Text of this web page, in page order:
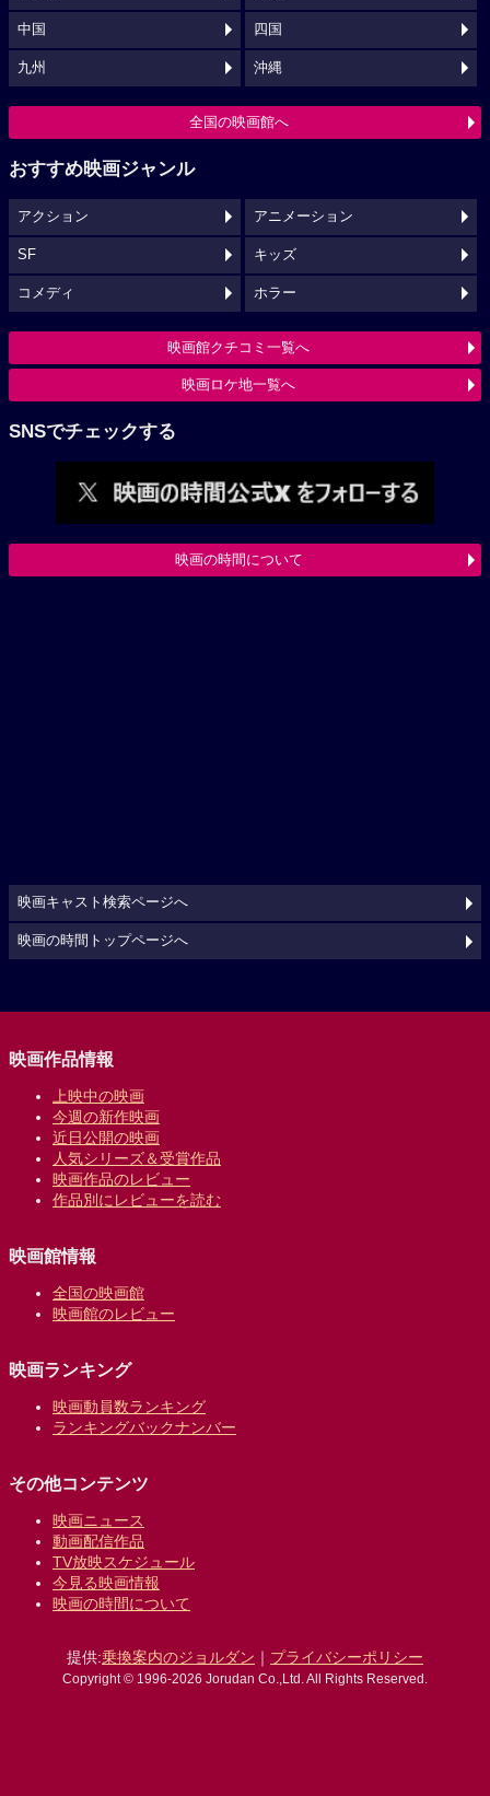
中国 四国
九州 沖縄
全国の映画館へ
おすすめ映画ジャンル
アクション アニメーション
SF キッズ
コメディ ホラー
映画館クチコミ一覧へ
映画ロケ地一覧へ
SNSでチェックする
映画の時間について
映画キャスト検索ページへ
映画の時間トップページへ
映画作品情報
上映中の映画
今週の新作映画
近日公開の映画
人気シリーズ＆受賞作品
映画作品のレビュー
作品別にレビューを読む
映画館情報
全国の映画館
映画館のレビュー
映画ランキング
映画動員数ランキング
ランキングバックナンバー
その他コンテンツ
映画ニュース
動画配信作品
TV放映スケジュール
今見る映画情報
映画の時間について
提供:乗換案内のジョルダン ｜ プライバシーポリシー
Copyright © 1996-2026 Jorudan Co.,Ltd. All Rights Reserved.